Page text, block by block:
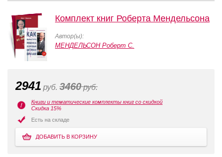
Комплект книг Роберта Мендельсона
Автор(ы):
МЕНДЕЛЬСОН Роберт С.
2941 руб. 3460руб.
Книги и тематические комплекты книг со скидкой
Скидка 15%
Есть на складе
ДОБАВИТЬ В КОРЗИНУ